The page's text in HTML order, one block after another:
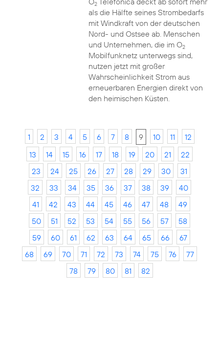
2
als die Hälfte seines Strombedarfs
mit Windkraft von der deutschen
Nord- und Ostsee ab. Menschen
und Unternehmen, die im O2
Mobilfunknetz unterwegs sind,
nutzen jetzt mit großer
Wahrscheinlichkeit Strom aus
erneuerbaren Energien direkt von
den heimischen Küsten.
1 2 3 4 5 6 7 8 9 10 11
12
13
14 15 16 17 18 19 20 21
22
23
24 25 26 27 28 29 30
31
32
33 34 35 36 37 38 39
40
41
42 43 44 45 46 47 48
49
50
51 52 53 54 55 56 57
58
59
60 61 62 63 64 65 66
67
68
69 70 71 72 73 74 75 76
77
78
79 80 81 82